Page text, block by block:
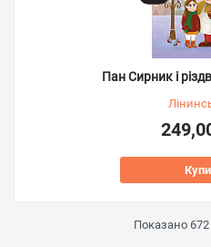
Пан Сирник і
Показано 672